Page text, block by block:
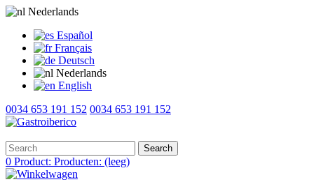
Nederlands
Español
Français
Deutsch
Nederlands
English
0034 653 191 152 0034 653 191 152
Search
0 Product: Producten: (leeg)